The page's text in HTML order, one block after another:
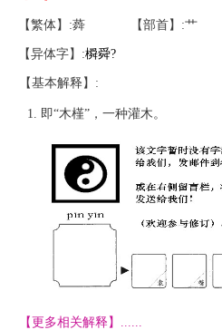
【繁体】:蕣 【部首】:艹
【异体字】:橓舜?
【基本解释】:
即“木槿”，一种灌木。
【更多相关解释】......